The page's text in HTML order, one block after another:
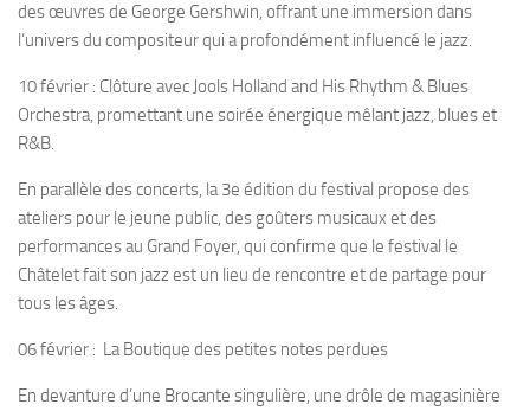
des œuvres de George Gershwin, offrant une immersion dans
l’univers du compositeur qui a profondément influencé le jazz.
10 février : Clôture avec Jools Holland and His Rhythm & Blues
Orchestra, promettant une soirée énergique mêlant jazz, blues et
R&B.
En parallèle des concerts, la 3e édition du festival propose des
ateliers pour le jeune public, des goûters musicaux et des
performances au Grand Foyer, qui confirme que le festival le
Châtelet fait son jazz est un lieu de rencontre et de partage pour
tous les âges.
06 février : La Boutique des petites notes perdues
En devanture d’une Brocante singulière, une drôle de magasinière